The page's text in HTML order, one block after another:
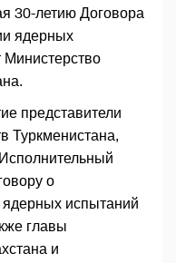
30-летию Договора
ядерных
представители
Туркменистана,
о
испытаний
главы
и